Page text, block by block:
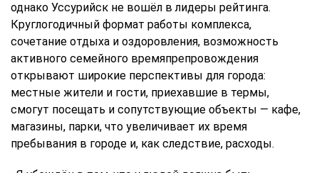
однако Уссурийск не вошёл в лидеры рейтинга.
Круглогодичный формат работы комплекса,
сочетание отдыха и оздоровления, возможность
активного семейного времяпрепровождения
открывают широкие перспективы для города:
местные жители и гости, приехавшие в термы,
смогут посещать и сопутствующие объекты — кафе,
магазины, парки, что увеличивает их время
пребывания в городе и, как следствие, расходы.